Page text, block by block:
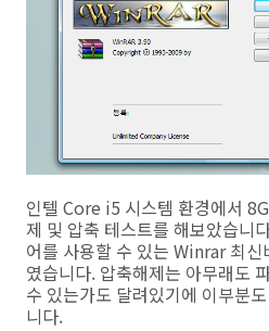
인텔 Core i5 시스템 환경에서
제 및 압축 테스트를 해보았습니
어를 사용할 수 있는 Winrar 최
였습니다. 압축해제는 아무래도
수 있는가도 달려있기에 이부분
니다.